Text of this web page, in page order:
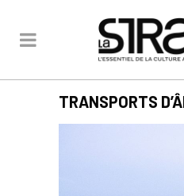
TRANSPORTS